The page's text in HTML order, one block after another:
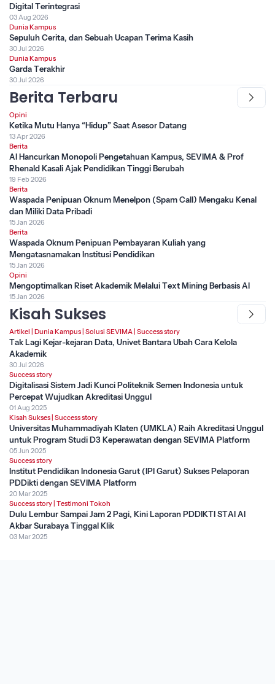
Digital Terintegrasi
03 Aug 2026
Dunia Kampus
Sepuluh Cerita, dan Sebuah Ucapan Terima Kasih
30 Jul 2026
Dunia Kampus
Garda Terakhir
30 Jul 2026
Berita Terbaru
Opini
Ketika Mutu Hanya “Hidup” Saat Asesor Datang
13 Apr 2026
Berita
AI Hancurkan Monopoli Pengetahuan Kampus, SEVIMA & Prof
Rhenald Kasali Ajak Pendidikan Tinggi Berubah
19 Feb 2026
Berita
Waspada Penipuan Oknum Menelpon (Spam Call) Mengaku Kenal
dan Miliki Data Pribadi
15 Jan 2026
Berita
Waspada Oknum Penipuan Pembayaran Kuliah yang
Mengatasnamakan Institusi Pendidikan
15 Jan 2026
Opini
Mengoptimalkan Riset Akademik Melalui Text Mining Berbasis AI
15 Jan 2026
Kisah Sukses
Artikel | Dunia Kampus | Solusi SEVIMA | Success story
Tak Lagi Kejar-kejaran Data, Univet Bantara Ubah Cara Kelola
Akademik
30 Jul 2026
Success story
Digitalisasi Sistem Jadi Kunci Politeknik Semen Indonesia untuk
Percepat Wujudkan Akreditasi Unggul
01 Aug 2025
Kisah Sukses | Success story
Universitas Muhammadiyah Klaten (UMKLA) Raih Akreditasi Unggul
untuk Program Studi D3 Keperawatan dengan SEVIMA Platform
05 Jun 2025
Success story
Institut Pendidikan Indonesia Garut (IPI Garut) Sukses Pelaporan
PDDikti dengan SEVIMA Platform
20 Mar 2025
Success story | Testimoni Tokoh
Dulu Lembur Sampai Jam 2 Pagi, Kini Laporan PDDIKTI STAI Al
Akbar Surabaya Tinggal Klik
03 Mar 2025